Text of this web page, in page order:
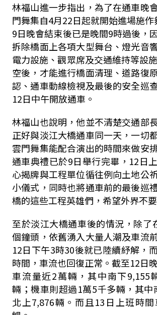
林福山進一步指出，為了在通車晚
門舞集自4月22日起就開始進場施作
9日晚會結束後已是晚間9時過後，
拆除橋面上各項大型舞台、燈光音
電力設施、觀眾席及交通維持等設
空後，才能進行橋面清理、道路復
認、通車動線檢視及最後的安全巡
12日中午開放通車。
林福山也說明，他並不清楚交通部
正好與淡江大橋通車同一天，一切
雲門舞集能配合演出的時間來做安
通車典禮已於9日舉行完畢， 12日
心揭牌與工程單位循往例向土地公
小儀式，同時也將通車前的最後巡
橋的這些工程英雄們，希望外界不
至於淡江大橋通車後的情況，除了
個鐘頭，依舊湧入大量人潮及車流
12日下午3時30後就已陸續紓解，
時間，車流也回復正常。截至12日
車流量近2萬輛，其中南下9,155
輛；機車則超過1萬5千多輛，其中
北上7,876輛。而且 13 日上班時